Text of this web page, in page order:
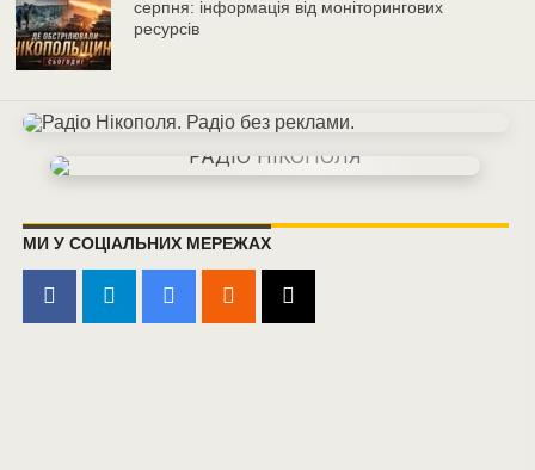
серпня: інформація від моніторингових
ресурсів
МИ У СОЦІАЛЬНИХ МЕРЕЖАХ